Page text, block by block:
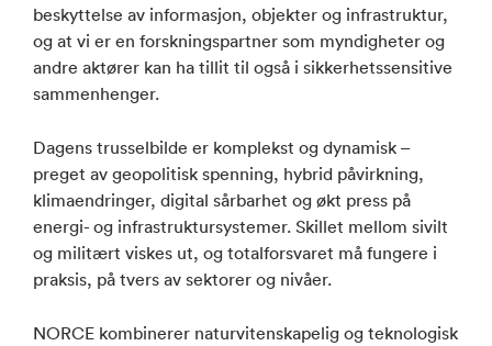
beskyttelse av informasjon, objekter og infrastruktur,
og at vi er en forskningspartner som myndigheter og
andre aktører kan ha tillit til også i sikkerhetssensitive
sammenhenger.
Dagens trusselbilde er komplekst og dynamisk –
preget av geopolitisk spenning, hybrid påvirkning,
klimaendringer, digital sårbarhet og økt press på
energi- og infrastruktursystemer. Skillet mellom sivilt
og militært viskes ut, og totalforsvaret må fungere i
praksis, på tvers av sektorer og nivåer.
NORCE kombinerer naturvitenskapelig og teknologisk